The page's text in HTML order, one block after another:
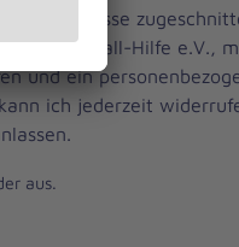
Bedürfnisse
Unfall-Hilfe e.V.,
und ein
ich jederzeit
aus.